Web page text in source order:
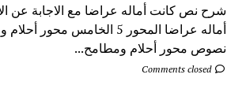
شرح نص كانت أماله عراضا مع الاجابة عن
أماله عراضا المحور 5 الخامس
نصوص محور أحلام ومطامح...
Comments closed